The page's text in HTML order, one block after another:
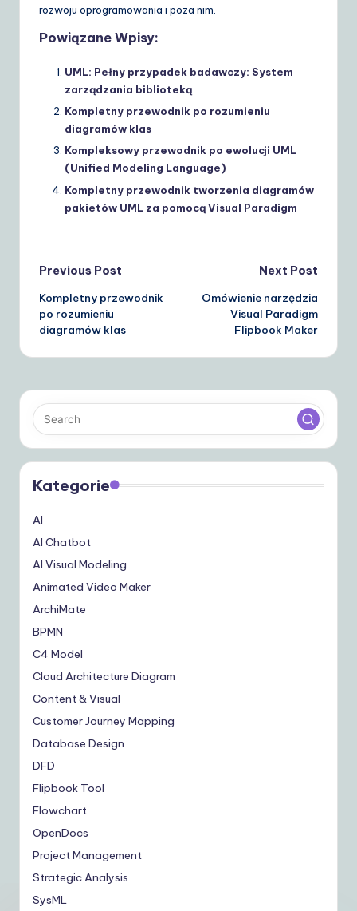
rozwoju oprogramowania i poza nim.
Powiązane Wpisy:
UML: Pełny przypadek badawczy: System
zarządzania biblioteką
Kompletny przewodnik po rozumieniu
diagramów klas
Kompleksowy przewodnik po ewolucji UML
(Unified Modeling Language)
Kompletny przewodnik tworzenia diagramów
pakietów UML za pomocą Visual Paradigm
Post
navigation
Previous Post
Kompletny przewodnik
po rozumieniu
diagramów klas
Next Post
Omówienie narzędzia
Visual Paradigm
Flipbook Maker
Kategorie
AI
AI Chatbot
AI Visual Modeling
Animated Video Maker
ArchiMate
BPMN
C4 Model
Cloud Architecture Diagram
Content & Visual
Customer Journey Mapping
Database Design
DFD
Flipbook Tool
Flowchart
OpenDocs
Project Management
Strategic Analysis
SysML